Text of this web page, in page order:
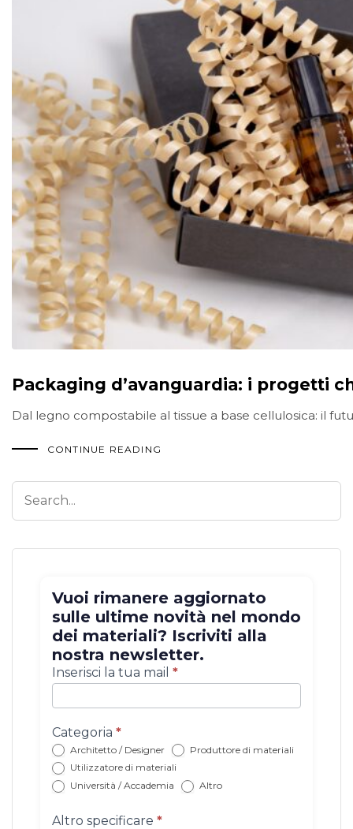
Packaging d’avanguardia: i progetti
Dal legno compostabile al tissue a base cellulosica: il
CONTINUE READING
Vuoi rimanere aggiornato
sulle ultime novità nel mondo
dei materiali? Iscriviti alla
nostra newsletter.
Iscrizione
newsletter
con
Inserisci la tua mail *
Categoria *
Architetto / Designer
Produttore di materiali
Utilizzatore di materiali
Università / Accademia
Altro
Altro specificare *